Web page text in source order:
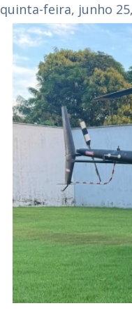
quinta-feira, junho